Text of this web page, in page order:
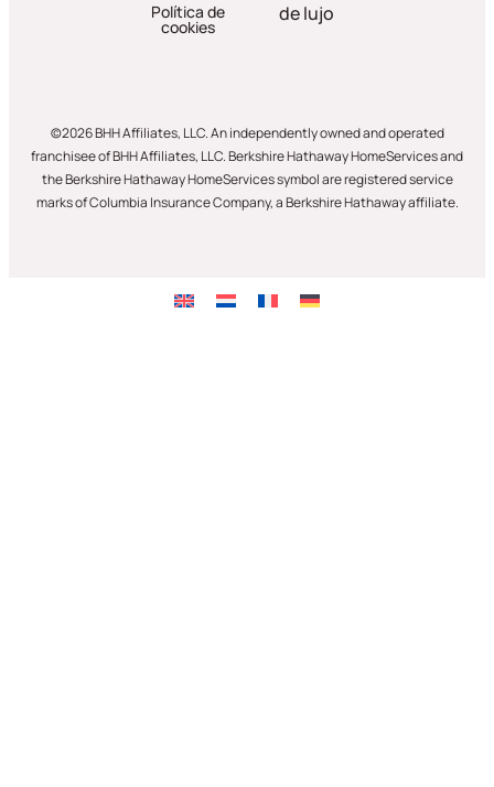
Política de
cookies
de lujo
©2026 BHH Affiliates, LLC. An independently owned and operated
franchisee of BHH Affiliates, LLC. Berkshire Hathaway HomeServices and
the Berkshire Hathaway HomeServices symbol are registered service
marks of Columbia Insurance Company, a Berkshire Hathaway affiliate.